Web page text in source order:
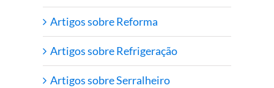
Artigos sobre Reforma
Artigos sobre Refrigeração
Artigos sobre Serralheiro